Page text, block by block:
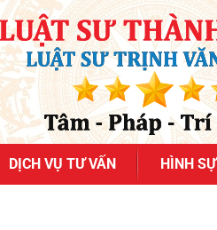
DỊCH VỤ TƯ VẤN HÌNH SỰ